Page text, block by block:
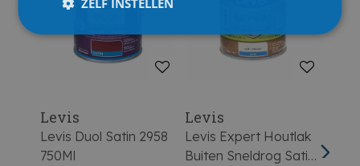
Levis
Levis Duol Satin 2958
750Ml
Levis
Levis Expert Houtlak
Buiten Sneldrog Satin